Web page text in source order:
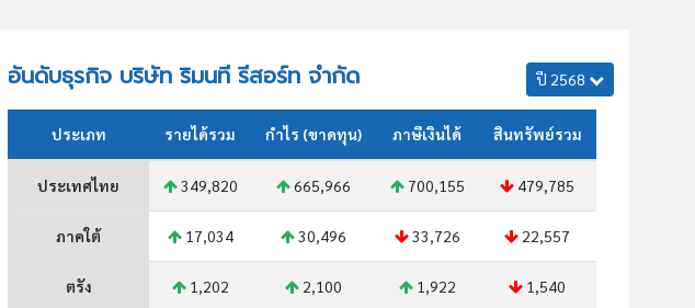
อันดับธุรกิจ บริษัท ริมนที รีสอร์ท จำกัด ปี 2568
ประเภท รายได้รวม กำไร (ขาดทุน) ภาษีเงินได้ สินทรัพย์รวม
ประเทศไทย 349,820 665,966 700,155 479,785
ภาคใต้ 17,034 30,496 33,726 22,557
ตรัง 1,202 2,100 1,922 1,540